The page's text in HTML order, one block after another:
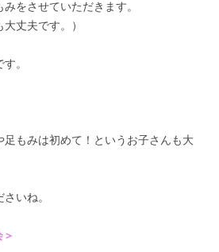
をさせていただきます。
大丈夫です。）
。
足もみは初めて！というお子さんも大
いね。